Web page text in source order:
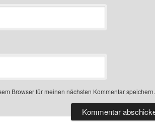
Browser für meinen nächsten Kommentar speichern.